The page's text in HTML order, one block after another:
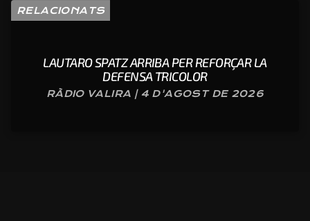
RELACIONATS
LAUTARO SPATZ ARRIBA PER REFORÇAR LA
DEFENSA TRICOLOR
RÀDIO VALIRA | 4 D'AGOST DE 2026